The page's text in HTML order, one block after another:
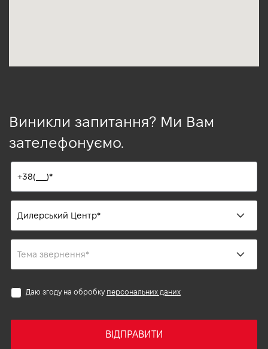
Виникли запитання? Ми Вам
зателефонуємо.
Даю згоду на обробку персональних даних
ВІДПРАВИТИ